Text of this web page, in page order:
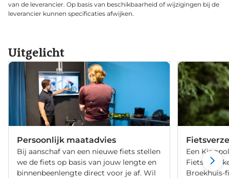
van de leverancier. Op basis van beschikbaarheid of wijzigingen bij de
leverancier kunnen specificaties afwijken.
Uitgelicht
Persoonlijk maatadvies
Bij aanschaf van een nieuwe fiets stellen
we de fiets op basis van jouw lengte en
binnenbeenlengte direct voor je af. Wil
Een
Broekhuis-